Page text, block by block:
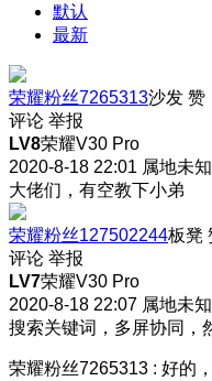
默认
最新
荣耀粉丝7265313沙发 赞
评论 举报
LV8荣耀V30 Pro
2020-8-18 22:01 属地未知
大佬们，有空教下小弟
荣耀粉丝127502244板凳
评论 举报
LV7荣耀V30 Pro
2020-8-18 22:07 属地未知
搜索关键词，多屏协同，
荣耀粉丝7265313 : 好的